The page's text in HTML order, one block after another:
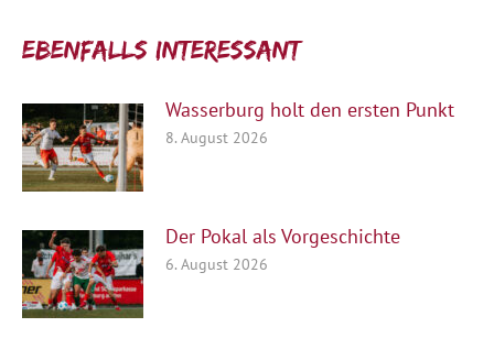
Ebenfalls interessant:
Wasserburg holt den ersten Punkt
8. August 2026
Der Pokal als Vorgeschichte
6. August 2026